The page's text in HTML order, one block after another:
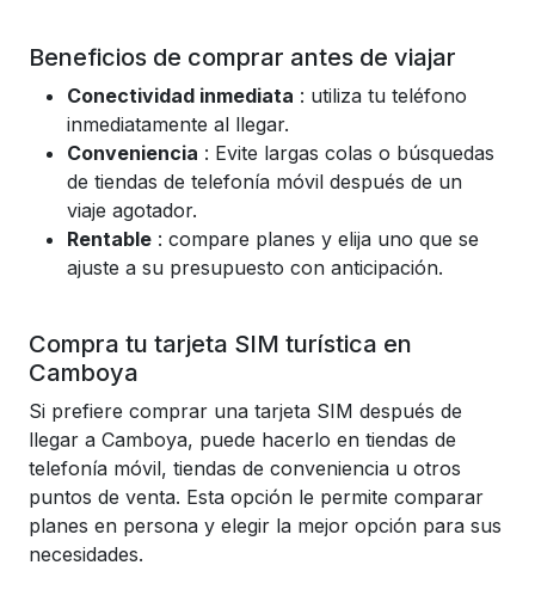
Beneficios de comprar antes de viajar
Conectividad inmediata : utiliza tu teléfono
inmediatamente al llegar.
Conveniencia : Evite largas colas o búsquedas
de tiendas de telefonía móvil después de un
viaje agotador.
Rentable : compare planes y elija uno que se
ajuste a su presupuesto con anticipación.
Compra tu tarjeta SIM turística en
Camboya
Si prefiere comprar una tarjeta SIM después de
llegar a Camboya, puede hacerlo en tiendas de
telefonía móvil, tiendas de conveniencia u otros
puntos de venta. Esta opción le permite comparar
planes en persona y elegir la mejor opción para sus
necesidades.